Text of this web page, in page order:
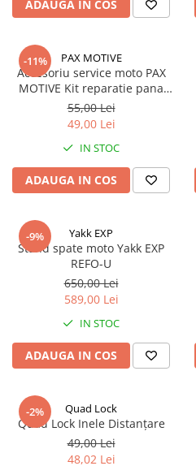
ADAUGA IN COS
-11% PAX MOTIVE
Accesoriu service moto PAX
MOTIVE Kit reparatie pana
Tubeless/RMS 267020020
55,00 Lei
49,00 Lei
IN STOC
ADAUGA IN COS
-9% Yakk EXP
Stand spate moto Yakk EXP
REFO-U
650,00 Lei
589,00 Lei
IN STOC
ADAUGA IN COS
-2% Quad Lock
Quad Lock Inele Distanțare
49,00 Lei
48,02 Lei